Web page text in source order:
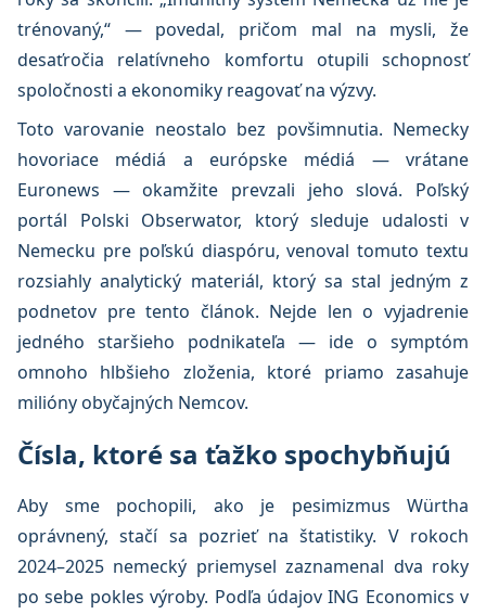
trénovaný,“ — povedal, pričom mal na mysli, že
desaťročia relatívneho komfortu otupili schopnosť
spoločnosti a ekonomiky reagovať na výzvy.
Toto varovanie neostalo bez povšimnutia. Nemecky
hovoriace médiá a európske médiá — vrátane
Euronews — okamžite prevzali jeho slová. Poľský
portál Polski Obserwator, ktorý sleduje udalosti v
Nemecku pre poľskú diaspóru, venoval tomuto textu
rozsiahly analytický materiál, ktorý sa stal jedným z
podnetov pre tento článok. Nejde len o vyjadrenie
jedného staršieho podnikateľa — ide o symptóm
omnoho hlbšieho zloženia, ktoré priamo zasahuje
milióny obyčajných Nemcov.
Čísla, ktoré sa ťažko spochybňujú
Aby sme pochopili, ako je pesimizmus Würtha
oprávnený, stačí sa pozrieť na štatistiky. V rokoch
2024–2025 nemecký priemysel zaznamenal dva roky
po sebe pokles výroby. Podľa údajov ING Economics v